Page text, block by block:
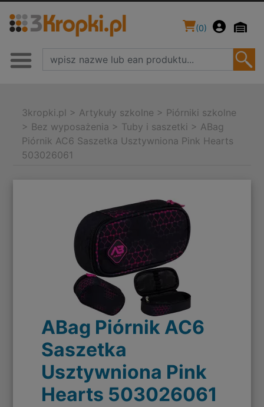
(0)
3kropki.pl > Artykuły szkolne > Piórniki szkolne
> Bez wyposażenia > Tuby i saszetki > ABag
Piórnik AC6 Saszetka Usztywniona Pink Hearts
503026061
ABag Piórnik AC6
Saszetka
Usztywniona Pink
Hearts 503026061